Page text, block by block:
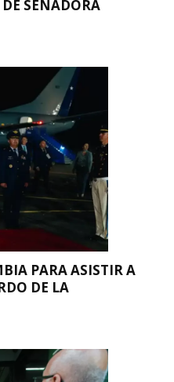
SENADORA
PARA ASISTIR A
DE LA